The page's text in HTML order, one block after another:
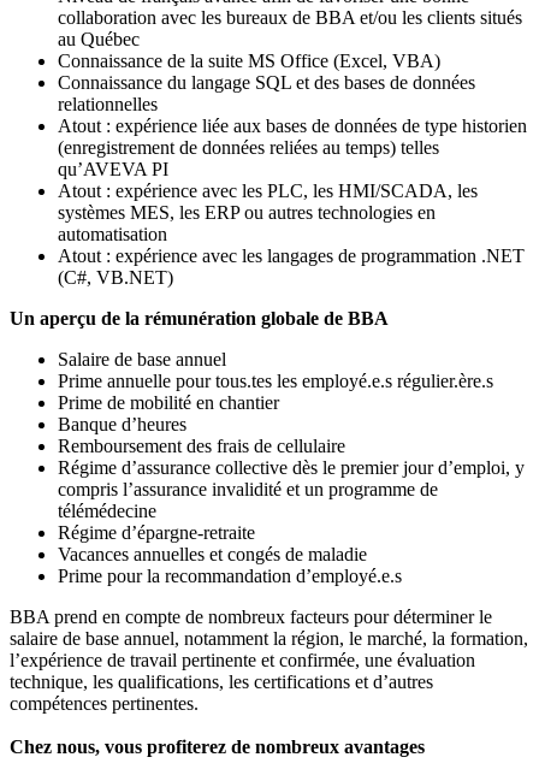
collaboration avec les bureaux de BBA et/ou les clients situés
au Québec
Connaissance de la suite MS Office (Excel, VBA)
Connaissance du langage SQL et des bases de données
relationnelles
Atout : expérience liée aux bases de données de type historien
(enregistrement de données reliées au temps) telles
qu’AVEVA PI
Atout : expérience avec les PLC, les HMI/SCADA, les
systèmes MES, les ERP ou autres technologies en
automatisation
Atout : expérience avec les langages de programmation .NET
(C#, VB.NET)
Un aperçu de la rémunération globale de BBA
Salaire de base annuel
Prime annuelle pour tous.tes les employé.e.s régulier.ère.s
Prime de mobilité en chantier
Banque d’heures
Remboursement des frais de cellulaire
Régime d’assurance collective dès le premier jour d’emploi, y
compris l’assurance invalidité et un programme de
télémédecine
Régime d’épargne-retraite
Vacances annuelles et congés de maladie
Prime pour la recommandation d’employé.e.s
BBA prend en compte de nombreux facteurs pour déterminer le
salaire de base annuel, notamment la région, le marché, la formation,
l’expérience de travail pertinente et confirmée, une évaluation
technique, les qualifications, les certifications et d’autres
compétences pertinentes.
Chez nous, vous profiterez de nombreux avantages